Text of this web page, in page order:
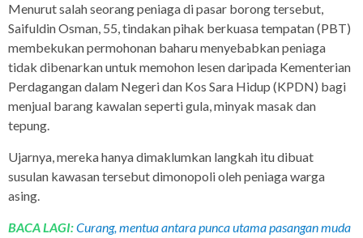
Menurut salah seorang peniaga di pasar borong tersebut,
Saifuldin Osman, 55, tindakan pihak berkuasa tempatan (PBT)
membekukan permohonan baharu menyebabkan peniaga
tidak dibenarkan untuk memohon lesen daripada Kementerian
Perdagangan dalam Negeri dan Kos Sara Hidup (KPDN) bagi
menjual barang kawalan seperti gula, minyak masak dan
tepung.
Ujarnya, mereka hanya dimaklumkan langkah itu dibuat
susulan kawasan tersebut dimonopoli oleh peniaga warga
asing.
BACA LAGI:Curang, mentua antara punca utama pasangan muda